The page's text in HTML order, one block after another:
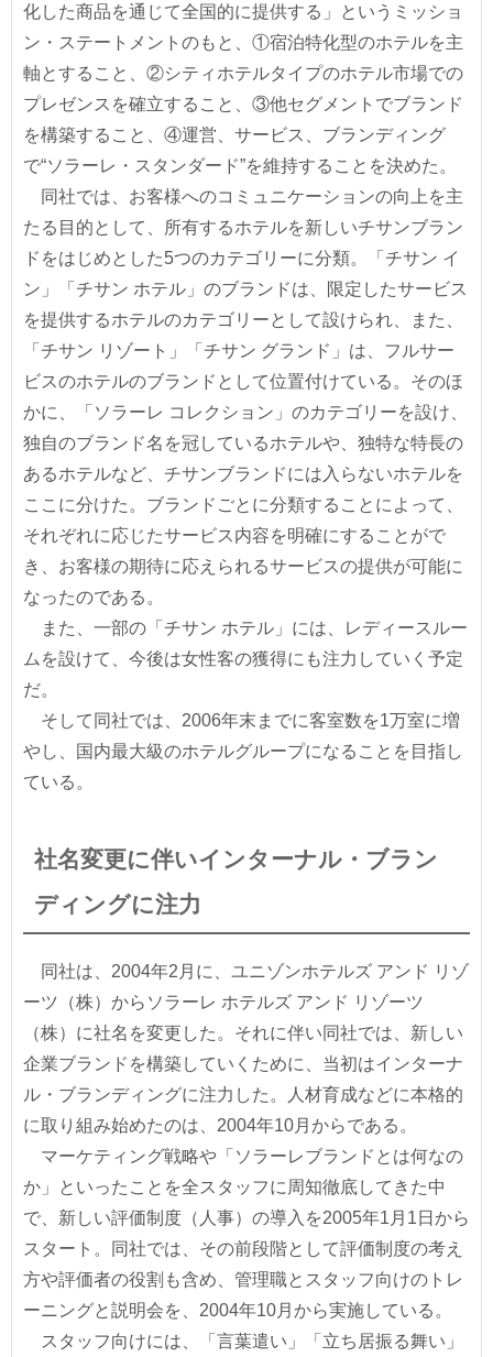
化した商品を通じて全国的に提供する」というミッショ
ン・ステートメントのもと、①宿泊特化型のホテルを主
軸とすること、②シティホテルタイプのホテル市場での
プレゼンスを確立すること、③他セグメントでブランド
を構築すること、④運営、サービス、ブランディング
で“ソラーレ・スタンダード”を維持することを決めた。
同社では、お客様へのコミュニケーションの向上を主
たる目的として、所有するホテルを新しいチサンブラン
ドをはじめとした5つのカテゴリーに分類。「チサン イ
ン」「チサン ホテル」のブランドは、限定したサービス
を提供するホテルのカテゴリーとして設けられ、また、
「チサン リゾート」「チサン グランド」は、フルサー
ビスのホテルのブランドとして位置付けている。そのほ
かに、「ソラーレ コレクション」のカテゴリーを設け、
独自のブランド名を冠しているホテルや、独特な特長の
あるホテルなど、チサンブランドには入らないホテルを
ここに分けた。ブランドごとに分類することによって、
それぞれに応じたサービス内容を明確にすることがで
き、お客様の期待に応えられるサービスの提供が可能に
なったのである。
また、一部の「チサン ホテル」には、レディースルー
ムを設けて、今後は女性客の獲得にも注力していく予定
だ。
そして同社では、2006年末までに客室数を1万室に増
やし、国内最大級のホテルグループになることを目指し
ている。
社名変更に伴いインターナル・ブラン
ディングに注力
同社は、2004年2月に、ユニゾンホテルズ アンド リゾ
ーツ（株）からソラーレ ホテルズ アンド リゾーツ
（株）に社名を変更した。それに伴い同社では、新しい
企業ブランドを構築していくために、当初はインターナ
ル・ブランディングに注力した。人材育成などに本格的
に取り組み始めたのは、2004年10月からである。
マーケティング戦略や「ソラーレブランドとは何なの
か」といったことを全スタッフに周知徹底してきた中
で、新しい評価制度（人事）の導入を2005年1月1日から
スタート。同社では、その前段階として評価制度の考え
方や評価者の役割も含め、管理職とスタッフ向けのトレ
ーニングと説明会を、2004年10月から実施している。
スタッフ向けには、「言葉遣い」「立ち居振る舞い」